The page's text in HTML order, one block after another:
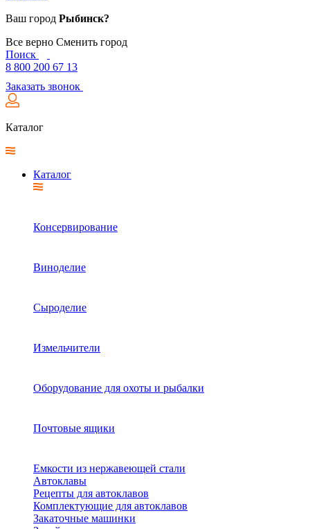
Ваш город Рыбинск?
Все верно Сменить город
Поиск
8 800 200 67 13
Заказать звонок
Каталог
Каталог
Консервирование
Виноделие
Сыроделие
Измельчители
Оборудование для охоты и рыбалки
Почтовые ящики
Емкости из нержавеющей стали
Автоклавы
Рецепты для автоклавов
Комплектующие для автоклавов
Закаточные машинки